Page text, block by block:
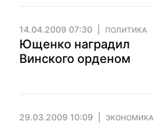
14.04.2009 07:30 ПОЛИТИКА
Ющенко наградил
Винского орденом
29.03.2009 10:09 ЭКОНОМИКА